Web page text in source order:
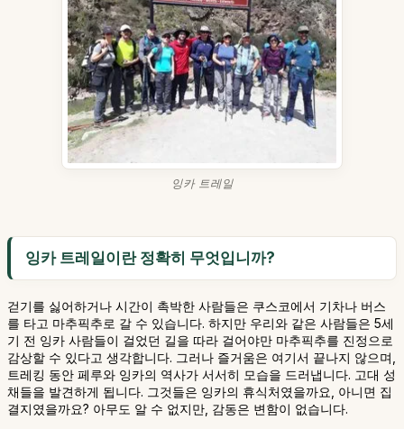
잉카 트레일
잉카 트레일이란 정확히 무엇입니까?
걷기를 싫어하거나 시간이 촉박한 사람들은 쿠스코에서 기차나 버스
를 타고 마추픽추로 갈 수 있습니다. 하지만 우리와 같은 사람들은 5세
기 전 잉카 사람들이 걸었던 길을 따라 걸어야만 마추픽추를 진정으로
감상할 수 있다고 생각합니다. 그러나 즐거움은 여기서 끝나지 않으며,
트레킹 동안 페루와 잉카의 역사가 서서히 모습을 드러냅니다. 고대 성
채들을 발견하게 됩니다. 그것들은 잉카의 휴식처였을까요, 아니면 집
결지였을까요? 아무도 알 수 없지만, 감동은 변함이 없습니다.